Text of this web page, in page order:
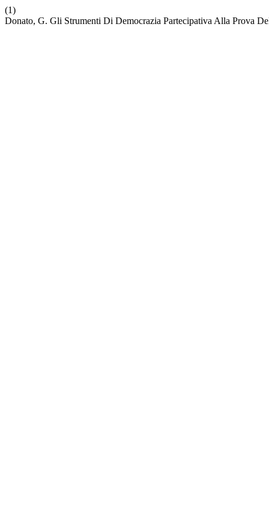
(1)
Donato, G. Gli Strumenti Di Democrazia Partecipativa Alla Prova